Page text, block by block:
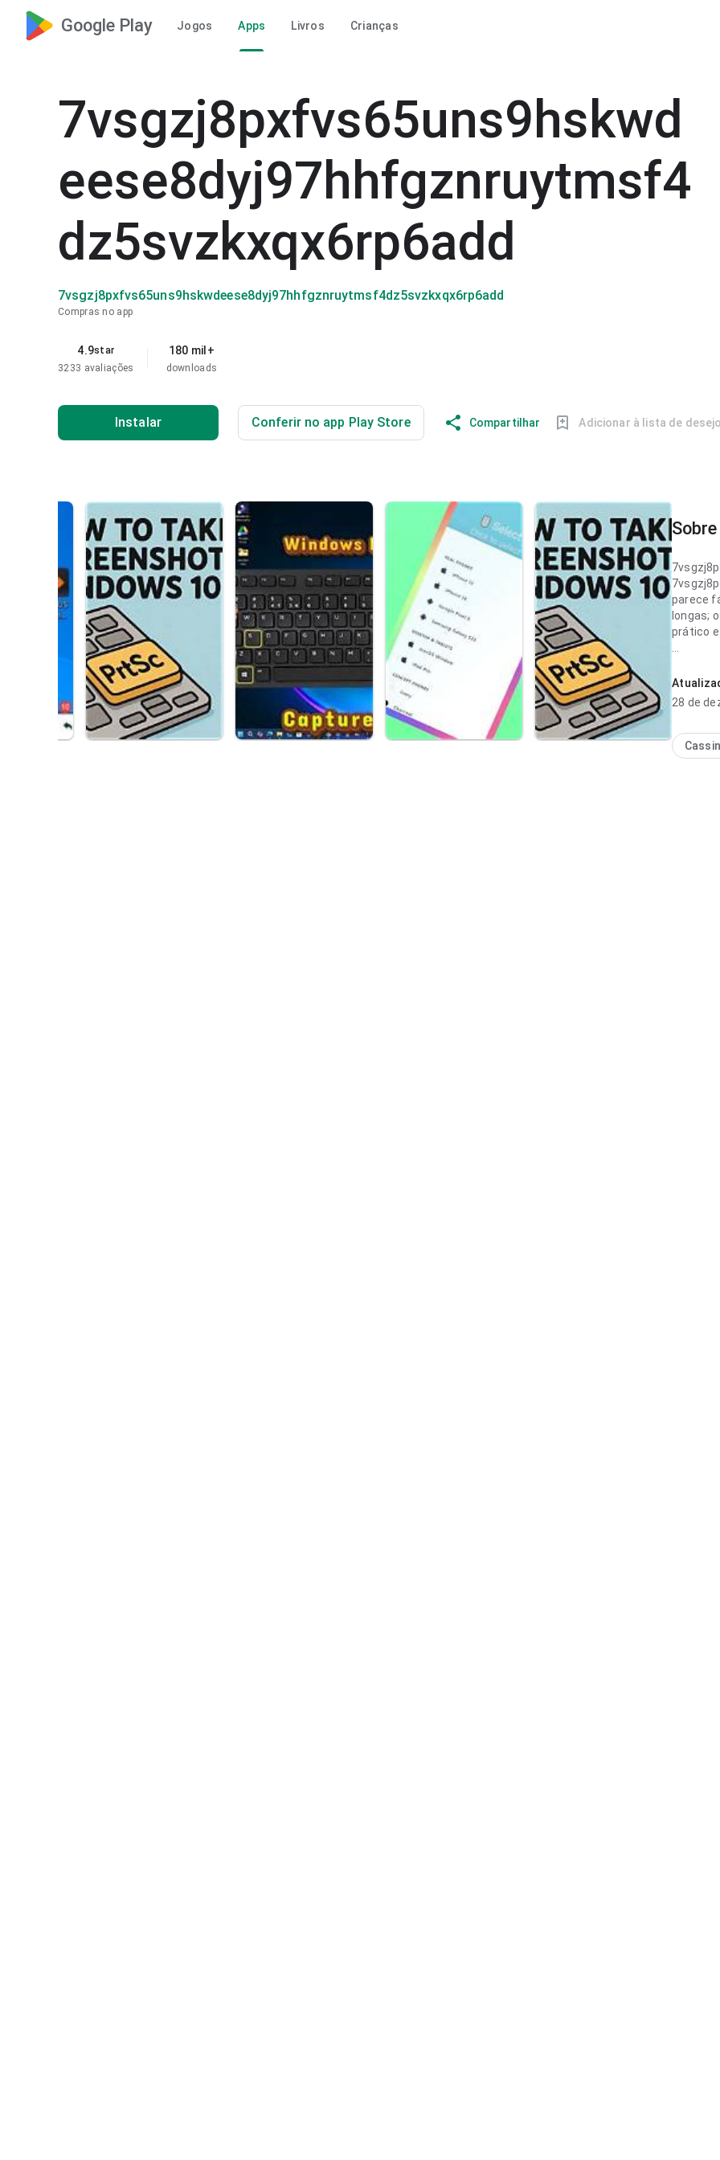
Google Play Jogos Apps Livros Crianças
7vsgzj8pxfvs65uns9hskwd
eese8dyj97hhfgznruytmsf4
dz5svzkxqx6rp6add
7vsgzj8pxfvs65uns9hskwdeese8dyj97hhfgznruytmsf4dz5svzkxqx6rp6add
Compras no app
4.9star
3233 avaliações
180 mil+
downloads
Instalar Conferir no app Play Store Compartilhar Adicionar à lista de
parece
longas;
prático e
parece
seções;
28 de